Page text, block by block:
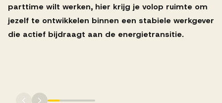
Over AV
parttime wilt werken, hier krijg je volop ruimte om
jezelf te ontwikkelen binnen een stabiele werkgever
die actief bijdraagt aan de energietransitie.